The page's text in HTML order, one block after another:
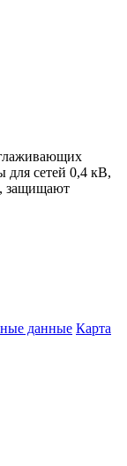
данные Карта